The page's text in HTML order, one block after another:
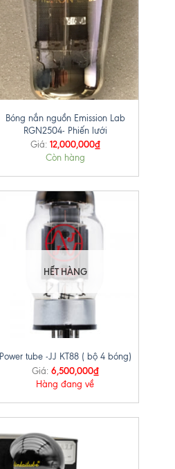
Bóng nắn nguồn Emission Lab
RGN2504- Phiến lưới
Giá: 12,000,000₫
Còn hàng
HẾT HÀNG
Power tube -JJ KT88 ( bộ 4 bóng)
Giá: 6,500,000₫
Hàng đang về